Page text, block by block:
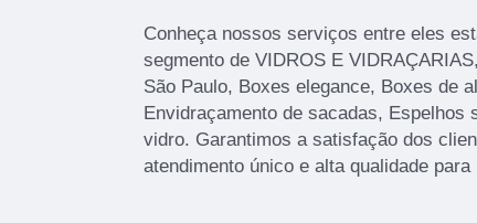
Conheça nossos serviços entre eles
segmento de VIDROS E
São Paulo, Boxes elegance, Boxes de
Envidraçamento de sacadas, Espelhos
vidro. Garantimos a satisfação dos
atendimento único e alta qualidade